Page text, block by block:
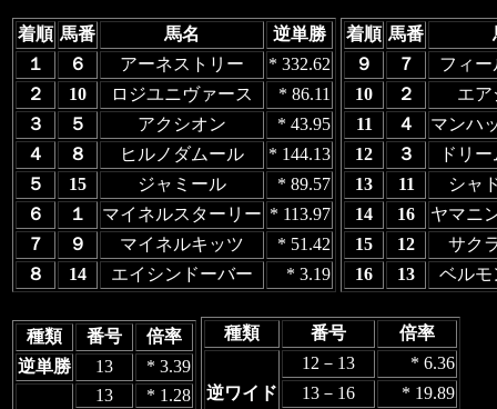
着順 馬番 馬名
逆単勝
１
６ アーネストリー
* 332.62
２
10 ロジユニヴァース
* 86.11
３
５ アクシオン
* 43.95
４
８ ヒルノダムール
* 144.13
５
15 ジャミール
* 89.57
６
１ マイネルスターリー * 113.97
７
９ マイネルキッツ
* 51.42
８
14 エイシンドーバー * 3.19
着順 馬番
９
７
フィ
10
２
エア
11
４
マンハ
12
３
ドリ
13
11
シャ
14
16
ヤマニ
15
12
サク
16
13 ベルモ
種類 番号
倍率
逆単勝
13 * 3.39
13
* 1.28
種類 番号 倍率
逆ワイド
12－13
* 6.36
13－16
* 19.89